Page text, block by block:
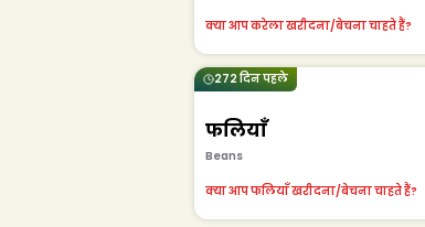
क्या आप करेला खरीदना/बेचना चाहते हैं?
272 दिन पहले
फलियाँ
Beans
क्या आप फलियाँ खरीदना/बेचना चाहते हैं?